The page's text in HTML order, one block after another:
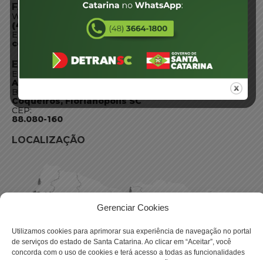
Gerenciar Cookies
Utilizamos cookies para aprimorar sua experiência de navegação no portal
de serviços do estado de Santa Catarina. Ao clicar em “Aceitar”, você
concorda com o uso de cookies e terá acesso a todas as funcionalidades
FALE CONOSCO
WhatsApp:
(48) 3664-1800
E-mail:
centraldeinformacoes@detran.sc.gov.br
ENDEREÇO
Endereço:
Av. Almirante Tamandaré - 480
Bairro:
Coqueiros, Florianópolis SC
CEP:
88.080-160
LOCALIZAÇÃO